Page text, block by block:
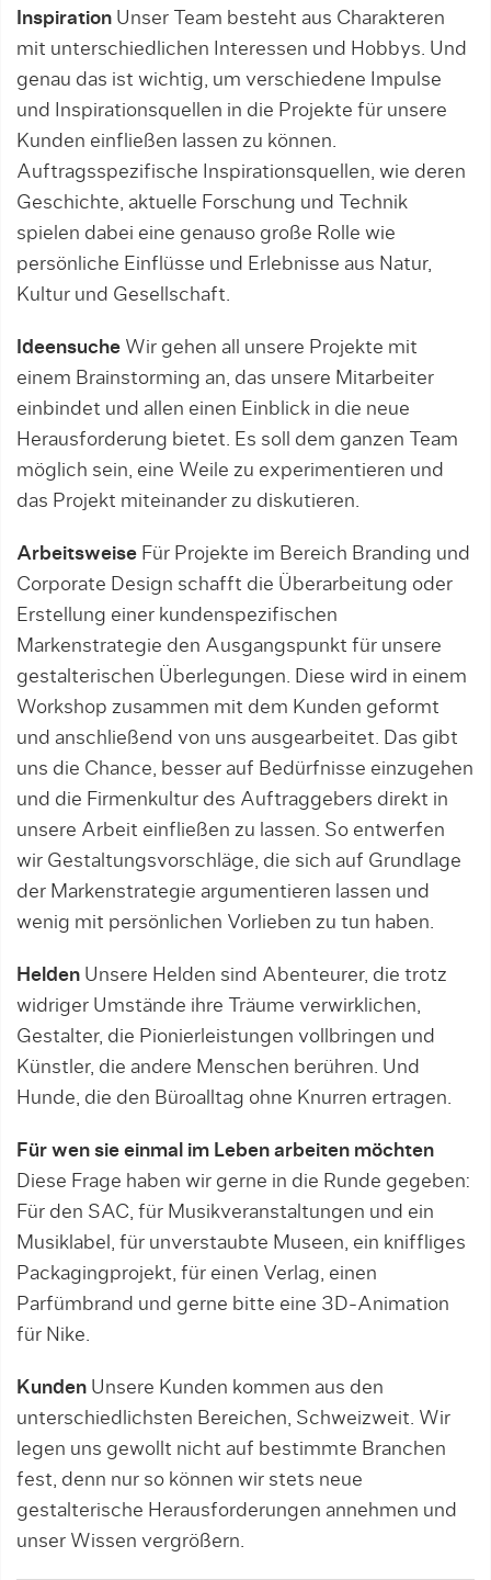
Inspiration Unser Team besteht aus Charakteren
mit unterschiedlichen Interessen und Hobbys. Und
genau das ist wichtig, um verschiedene Impulse
und Inspirationsquellen in die Projekte für unsere
Kunden einfließen lassen zu können.
Auftragsspezifische Inspirationsquellen, wie deren
Geschichte, aktuelle Forschung und Technik
spielen dabei eine genauso große Rolle wie
persönliche Einflüsse und Erlebnisse aus Natur,
Kultur und Gesellschaft.
Ideensuche Wir gehen all unsere Projekte mit
einem Brainstorming an, das unsere Mitarbeiter
einbindet und allen einen Einblick in die neue
Herausforderung bietet. Es soll dem ganzen Team
möglich sein, eine Weile zu experimentieren und
das Projekt miteinander zu diskutieren.
Arbeitsweise Für Projekte im Bereich Branding und
Corporate Design schafft die Überarbeitung oder
Erstellung einer kundenspezifischen
Markenstrategie den Ausgangspunkt für unsere
gestalterischen Überlegungen. Diese wird in einem
Workshop zusammen mit dem Kunden geformt
und anschließend von uns ausgearbeitet. Das gibt
uns die Chance, besser auf Bedürfnisse einzugehen
und die Firmenkultur des Auftraggebers direkt in
unsere Arbeit einfließen zu lassen. So entwerfen
wir Gestaltungsvorschläge, die sich auf Grundlage
der Markenstrategie argumentieren lassen und
wenig mit persönlichen Vorlieben zu tun haben.
Helden Unsere Helden sind Abenteurer, die trotz
widriger Umstände ihre Träume verwirklichen,
Gestalter, die Pionierleistungen vollbringen und
Künstler, die andere Menschen berühren. Und
Hunde, die den Büroalltag ohne Knurren ertragen.
Für wen sie einmal im Leben arbeiten möchten
Diese Frage haben wir gerne in die Runde gegeben:
Für den SAC, für Musikveranstaltungen und ein
Musiklabel, für unverstaubte Museen, ein kniffliges
Packagingprojekt, für einen Verlag, einen
Parfümbrand und gerne bitte eine 3D-Animation
für Nike.
Kunden Unsere Kunden kommen aus den
unterschiedlichsten Bereichen, Schweizweit. Wir
legen uns gewollt nicht auf bestimmte Branchen
fest, denn nur so können wir stets neue
gestalterische Herausforderungen annehmen und
unser Wissen vergrößern.